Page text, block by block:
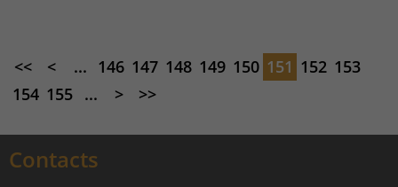
<< < ... 146 147 148 149 150 151 152 153
154 155 ... > >>
Contacts